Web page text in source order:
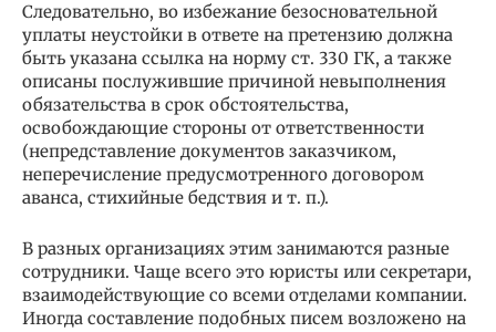
Следовательно, во избежание безосновательной
уплаты неустойки в ответе на претензию должна
быть указана ссылка на норму ст. 330 ГК, а также
описаны послужившие причиной невыполнения
обязательства в срок обстоятельства,
освобождающие стороны от ответственности
(непредставление документов заказчиком,
неперечисление предусмотренного договором
аванса, стихийные бедствия и т. п.).
В разных организациях этим занимаются разные
сотрудники. Чаще всего это юристы или секретари,
взаимодействующие со всеми отделами компании.
Иногда составление подобных писем возложено на